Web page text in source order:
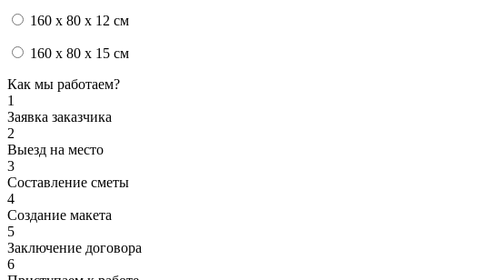
160 x 80 x 12 см
160 x 80 x 15 см
Как мы работаем?
1
Заявка заказчика
2
Выезд на место
3
Составление сметы
4
Создание макета
5
Заключение договора
6